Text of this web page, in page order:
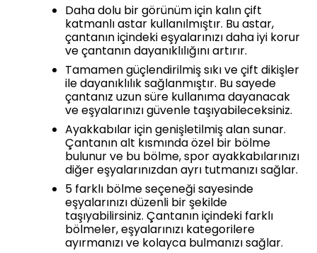
Daha dolu bir görünüm için kalın çift
katmanlı astar kullanılmıştır. Bu astar,
çantanın içindeki eşyalarınızı daha iyi korur
ve çantanın dayanıklılığını artırır.
Tamamen güçlendirilmiş sıkı ve çift dikişler
ile dayanıklılık sağlanmıştır. Bu sayede
çantanız uzun süre kullanıma dayanacak
ve eşyalarınızı güvenle taşıyabileceksiniz.
Ayakkabılar için genişletilmiş alan sunar.
Çantanın alt kısmında özel bir bölme
bulunur ve bu bölme, spor ayakkabılarınızı
diğer eşyalarınızdan ayrı tutmanızı sağlar.
5 farklı bölme seçeneği sayesinde
eşyalarınızı düzenli bir şekilde
taşıyabilirsiniz. Çantanın içindeki farklı
bölmeler, eşyalarınızı kategorilere
ayırmanızı ve kolayca bulmanızı sağlar.